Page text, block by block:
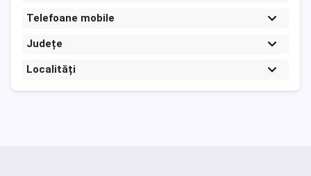
Telefoane mobile
Județe
Localități